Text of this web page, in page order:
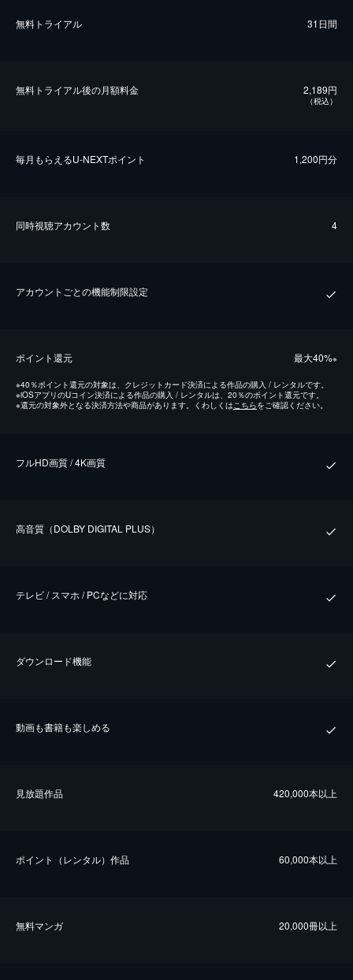
無料トライアル 31日間
無料トライアル後の⽉額料金 2,189円
（税込）
毎⽉もらえるU-NEXTポイント 1,200円分
同時視聴アカウント数 4
アカウントごとの機能制限設定
ポイント還元 最⼤40%※
※40％ポイント還元の対象は、クレジットカード決済による作品の購入 / レンタルです。
※iOSアプリのUコイン決済による作品の購入 / レンタルは、20％のポイント還元です。
※還元の対象外となる決済方法や商品があります。くわしくは こちらをご確認ください。
フルHD画質 / 4K画質
⾼⾳質（DOLBY DIGITAL PLUS）
テレビ / スマホ / PCなどに対応
ダウンロード機能
動画も書籍も楽しめる
⾒放題作品 420,000本以上
ポイント（レンタル）作品 60,000本以上
無料マンガ 20,000冊以上